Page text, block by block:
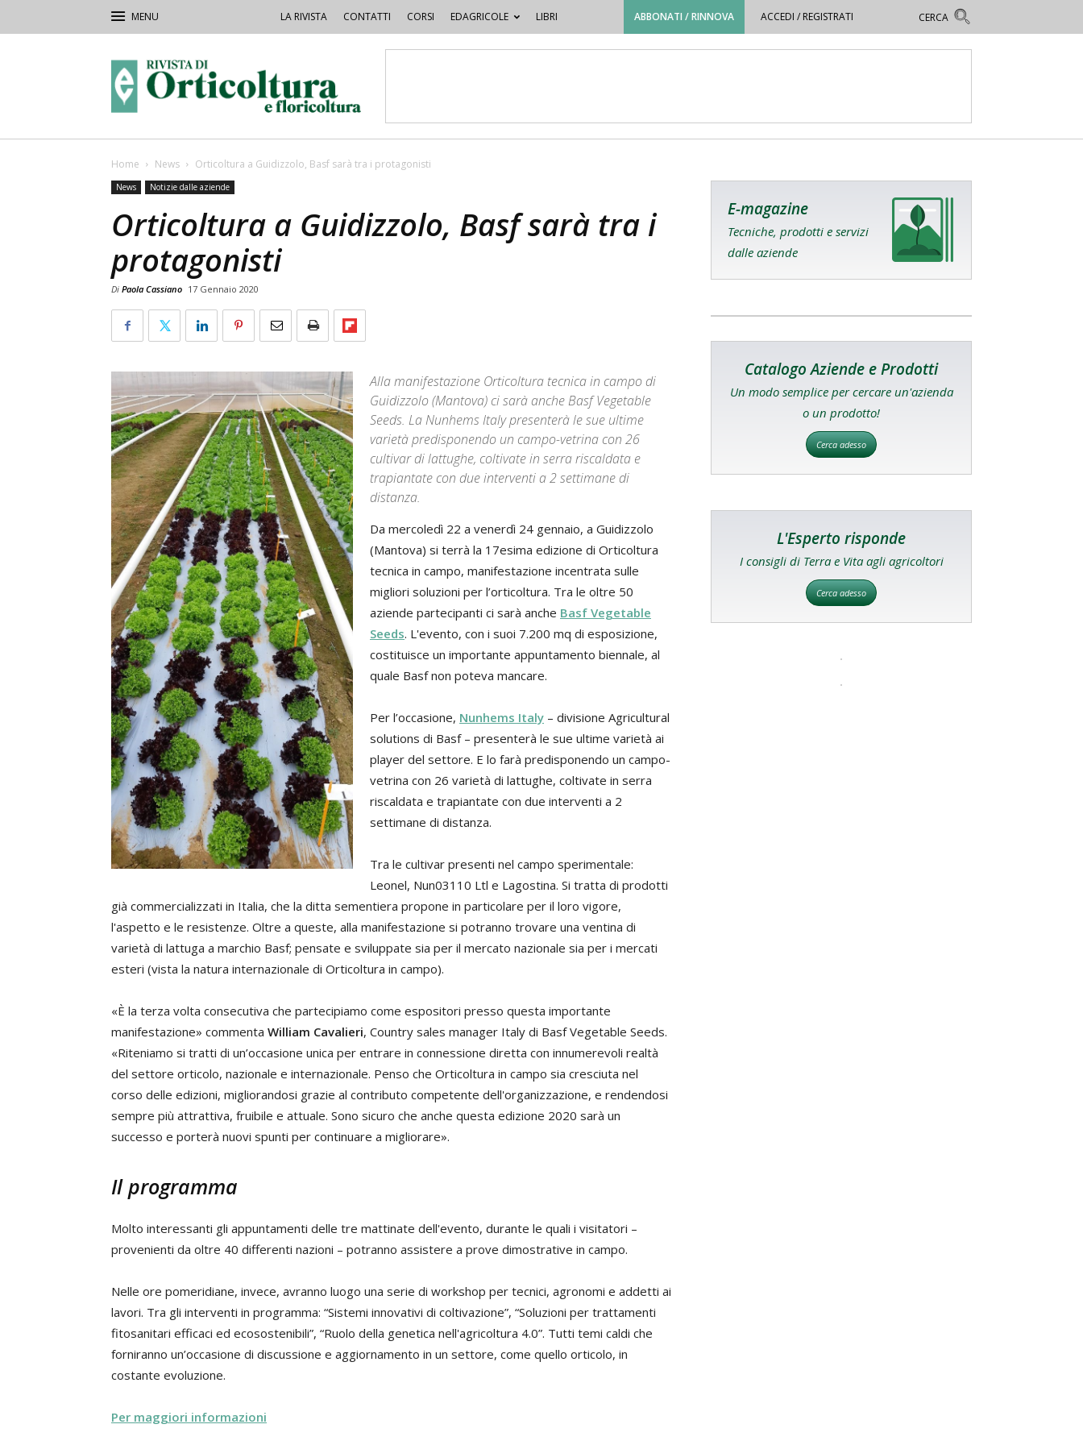
LA RIVISTA CONTATTI CORSI EDAGRICOLE LIBRI ABBONATI / RINNOVA ACCEDI / REGISTRATI
Orticoltura
Home News Orticoltura a Guidizzolo, Basf sarà tra i protagonisti
News Notizie dalle aziende
Orticoltura a Guidizzolo, Basf sarà tra i
protagonisti
Di Paola Cassiano 17 Gennaio 2020
Alla manifestazione Orticoltura tecnica in campo di
Guidizzolo (Mantova) ci sarà anche Basf Vegetable
Seeds. La Nunhems Italy presenterà le sue ultime
varietà predisponendo un campo-vetrina con 26
cultivar di lattughe, coltivate in serra riscaldata e
trapiantate con due interventi a 2 settimane di
distanza.
Da mercoledì 22 a venerdì 24 gennaio, a Guidizzolo
(Mantova) si terrà la 17esima edizione di Orticoltura
tecnica in campo, manifestazione incentrata sulle
migliori soluzioni per l’orticoltura. Tra le oltre 50
aziende partecipanti ci sarà anche Basf Vegetable
Seeds. L'evento, con i suoi 7.200 mq di esposizione,
costituisce un importante appuntamento biennale, al
quale Basf non poteva mancare.
Per l’occasione, Nunhems Italy – divisione Agricultural
solutions di Basf – presenterà le sue ultime varietà ai
player del settore. E lo farà predisponendo un campo-
vetrina con 26 varietà di lattughe, coltivate in serra
riscaldata e trapiantate con due interventi a 2
settimane di distanza.
Tra le cultivar presenti nel campo sperimentale:
Leonel, Nun03110 Ltl e Lagostina. Si tratta di prodotti
già commercializzati in Italia, che la ditta sementiera propone in particolare per il loro vigore,
l'aspetto e le resistenze. Oltre a queste, alla manifestazione si potranno trovare una ventina di
varietà di lattuga a marchio Basf; pensate e sviluppate sia per il mercato nazionale sia per i mercati
esteri (vista la natura internazionale di Orticoltura in campo).
«È la terza volta consecutiva che partecipiamo come espositori presso questa importante
manifestazione» commenta William Cavalieri, Country sales manager Italy di Basf Vegetable Seeds.
«Riteniamo si tratti di un’occasione unica per entrare in connessione diretta con innumerevoli realtà
del settore orticolo, nazionale e internazionale. Penso che Orticoltura in campo sia cresciuta nel
corso delle edizioni, migliorandosi grazie al contributo competente dell'organizzazione, e rendendosi
sempre più attrattiva, fruibile e attuale. Sono sicuro che anche questa edizione 2020 sarà un
successo e porterà nuovi spunti per continuare a migliorare».
Il programma
Molto interessanti gli appuntamenti delle tre mattinate dell'evento, durante le quali i visitatori –
provenienti da oltre 40 differenti nazioni – potranno assistere a prove dimostrative in campo.
Nelle ore pomeridiane, invece, avranno luogo una serie di workshop per tecnici, agronomi e addetti ai
lavori. Tra gli interventi in programma: “Sistemi innovativi di coltivazione”, “Soluzioni per trattamenti
fitosanitari efficaci ed ecosostenibili”, “Ruolo della genetica nell'agricoltura 4.0”. Tutti temi caldi che
forniranno un’occasione di discussione e aggiornamento in un settore, come quello orticolo, in
costante evoluzione.
Per maggiori informazioni
E-magazine
Tecniche, prodotti e servizi
dalle aziende
Catalogo Aziende e Prodotti
Un modo semplice per cercare un'azienda
o un prodotto!
Cerca adesso
L'Esperto risponde
I consigli di Terra e Vita agli agricoltori
Cerca adesso